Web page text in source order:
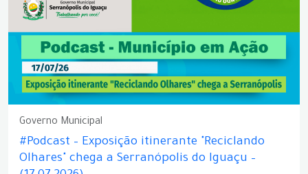
Governo Municipal
#Podcast – Exposição itinerante "Reciclando
Olhares" chega a Serranópolis do Iguaçu –